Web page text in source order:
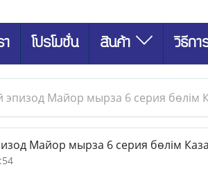
า โปรโมชั่น สินค้า วิธีกา
Майор мырза 6 серия бөлім
Майор мырза 6 серия бөлім